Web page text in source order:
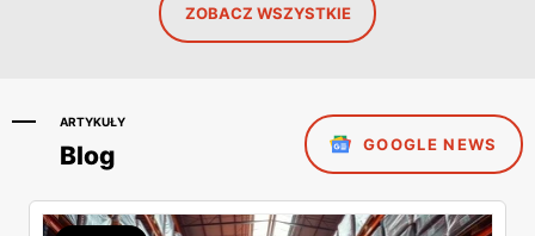
ZOBACZ WSZYSTKIE
ARTYKUŁY
Blog GOOGLE NEWS